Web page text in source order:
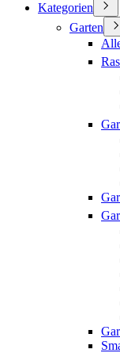
Kategorien
Garten